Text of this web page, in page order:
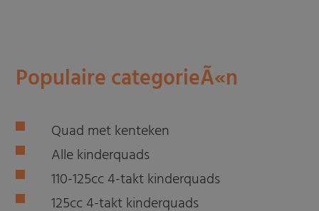
Populaire categorieÃ«n
Quad met kenteken
Alle kinderquads
110-125cc 4-takt kinderquads
125cc 4-takt kinderquads